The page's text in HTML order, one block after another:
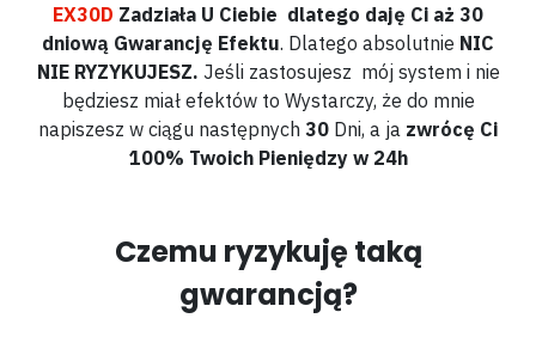
EX30D Zadziała U Ciebie dlatego daję Ci aż 30
dniową Gwarancję Efektu. Dlatego absolutnie NIC
NIE RYZYKUJESZ. Jeśli zastosujesz mój system i nie
będziesz miał efektów to Wystarczy, że do mnie
napiszesz w ciągu następnych 30 Dni, a ja zwrócę Ci
100% Twoich Pieniędzy w 24h
Czemu ryzykuję taką
gwarancją?